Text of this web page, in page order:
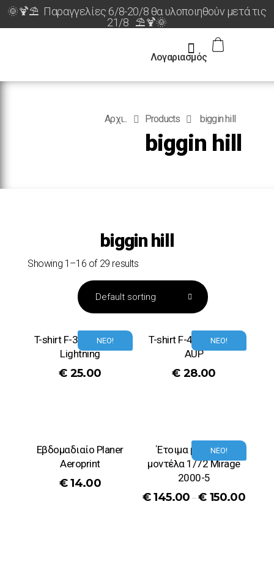
🌞🍹⛱️ Παραγγελίες 6/8-20/8 θα υλοποιηθούν μετά τις
21/8 ⛱️🍹🌞
Λογαριασμός
Αρχι... Products biggin hill
biggin hill
biggin hill
Showing 1–16 of 29 results
ΝΕΟ!
T-shirt F-35 Olympian
Lightning
€ 25.00
ΝΕΟ!
T-shirt F-4E Phantom
AUP
€ 28.00
Εβδομαδιαίο Planer
Aeroprint
€ 14.00
ΝΕΟ!
Έτοιμα μεταλικά
μοντέλα 1/72 Mirage
2000-5
€ 145.00 –€ 150.00